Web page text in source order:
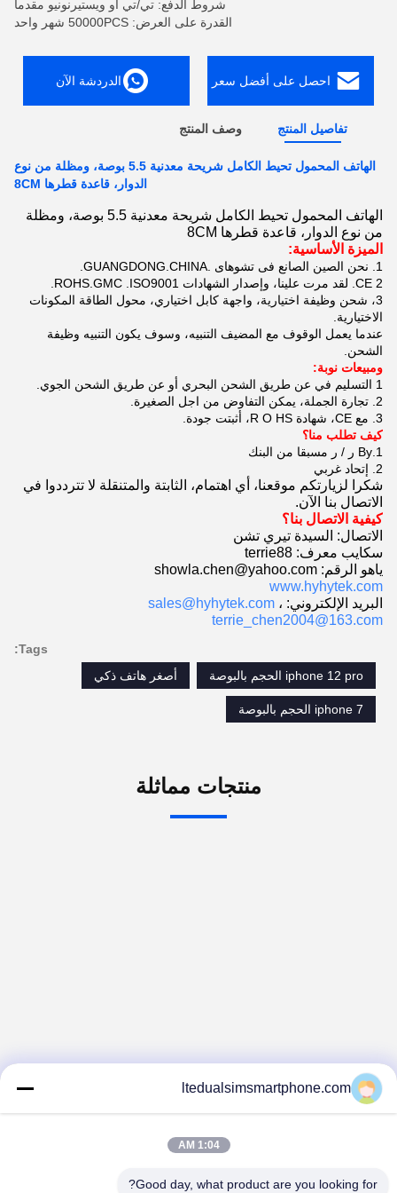
شروط الدفع: تي/تي أو ويستيرنونيو مقدما
القدرة على العرض: 50000PCS شهر واحد
احصل على أفضل سعر الدردشة الآن
تفاصيل المنتج وصف المنتج
الهاتف المحمول تحيط الكامل شريحة معدنية 5.5 بوصة، ومظلة من نوع
الدوار، قاعدة قطرها 8CM
الهاتف المحمول تحيط الكامل شريحة معدنية 5.5 بوصة، ومظلة
من نوع الدوار، قاعدة قطرها 8CM
الميزة الأساسية:
1. نحن الصين الصانع فى تشوهاى
CE 2. لقد مرت علينا، وإصدار الشهادات ROHS.GMC .ISO9001.
3،
شحن وظيفة اختيارية، واجهة كابل اختياري، محول الطاقة المكونات
الاختيارية.
عندما يعمل الوقوف مع المضيف التنبيه، وسوف يكون التنبيه وظيفة
الشحن.
ومبيعات نوبة:
1 التسليم في عن طريق الشحن البحري أو عن طريق الشحن الجوي.
2. تجارة الجملة، يمكن التفاوض من اجل الصغيرة.
3. مع CE، شهادة R O HS، أثبتت
جودة.
كيف تطلب منا؟
1.By ر / ر مسبقا من البنك
2.
إتحاد غربي
شكرا لزيارتكم موقعنا، أي اهتمام، الثابتة والمتنقلة لا تترددوا في
الاتصال بنا الآن.
كيفية الاتصال بنا؟
الاتصال: السيدة تيري تشن
سكايب معرف: terrie88
ياهو الرقم: showla.chen@yahoo.com
www.hyhytek.com
البريد الإلكتروني:
sales@hyhytek.com ،
terrie_chen2004@163.com
Tags:
iphone 12 pro الحجم بالبوصة
أصغر هاتف ذكي
iphone 7 الحجم بالبوصة
منتجات مماثلة
ltedualsimsmartphone.com
1:04 AM
Good day, what product are you looking for?